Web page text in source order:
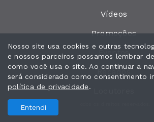
Vídeos
Promoções
Eventos
Recados
Nosso site usa cookies e outras
e nossos parceiros possamos lembrar
como você usa o site. Ao continuar a
será considerado como consentimento
política de privacidade.
Entendi